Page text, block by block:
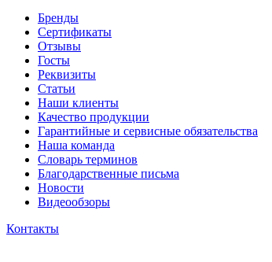
Бренды
Сертификаты
Отзывы
Госты
Реквизиты
Статьи
Наши клиенты
Качество продукции
Гарантийные и сервисные обязательства
Наша команда
Словарь терминов
Благодарственные письма
Новости
Видеообзоры
Контакты